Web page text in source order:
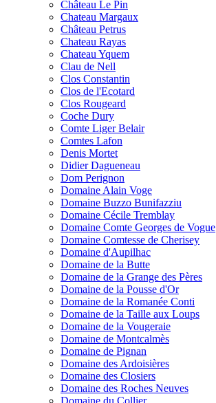
Château Le Pin
Chateau Margaux
Château Petrus
Chateau Rayas
Chateau Yquem
Clau de Nell
Clos Constantin
Clos de l'Ecotard
Clos Rougeard
Coche Dury
Comte Liger Belair
Comtes Lafon
Denis Mortet
Didier Dagueneau
Dom Perignon
Domaine Alain Voge
Domaine Buzzo Bunifazziu
Domaine Cécile Tremblay
Domaine Comte Georges de Vogue
Domaine Comtesse de Cherisey
Domaine d'Aupilhac
Domaine de la Butte
Domaine de la Grange des Pères
Domaine de la Pousse d'Or
Domaine de la Romanée Conti
Domaine de la Taille aux Loups
Domaine de la Vougeraie
Domaine de Montcalmès
Domaine de Pignan
Domaine des Ardoisières
Domaine des Closiers
Domaine des Roches Neuves
Domaine du Collier